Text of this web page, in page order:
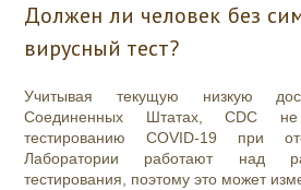
Должен ли человек без
вирусный тест?
Учитывая текущую низкую
Соединенных Штатах, CDC не
тестированию COVID-19 при
Лаборатории работают над
тестирования, поэтому это может